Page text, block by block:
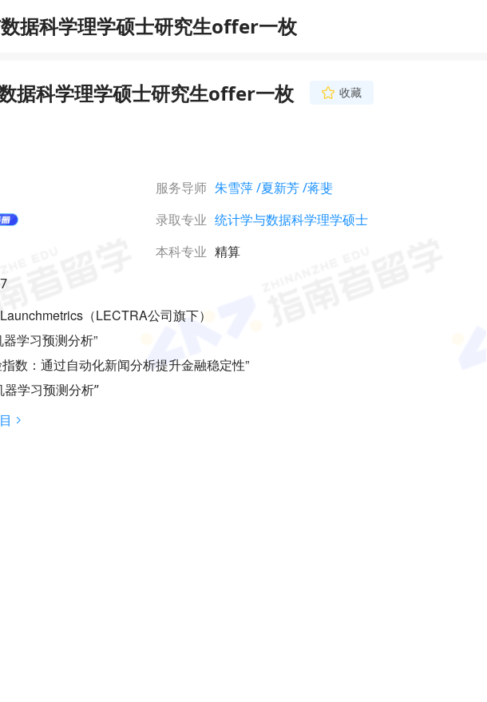
据科学理学硕士研究生offer一枚
据科学理学硕士研究生offer一枚
收藏
服务导师 朱雪萍/夏新芳/蒋斐
录取专业 统计学与数据科学理学硕士
本科专业 精算
（LECTRA公司旗下）
学习预测分析”
数：通过自动化新闻分析提升金融稳定性”
学习预测分析”